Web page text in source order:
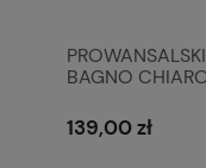
BAGNO
139,00 zł